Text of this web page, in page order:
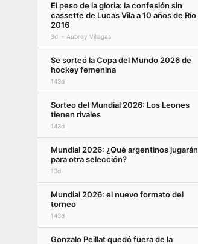
El peso de la gloria: la confesión sin
cassette de Lucas Vila a 10 años de Río
2016
3d Aubrey Villegas
Se sorteó la Copa del Mundo 2026 de
hockey femenina
143d
Sorteo del Mundial 2026: Los Leones
tienen rivales
143d
Mundial 2026: ¿Qué argentinos jugarán
para otra selección?
13d
Mundial 2026: el nuevo formato del
torneo
143d
Gonzalo Peillat quedó fuera de la